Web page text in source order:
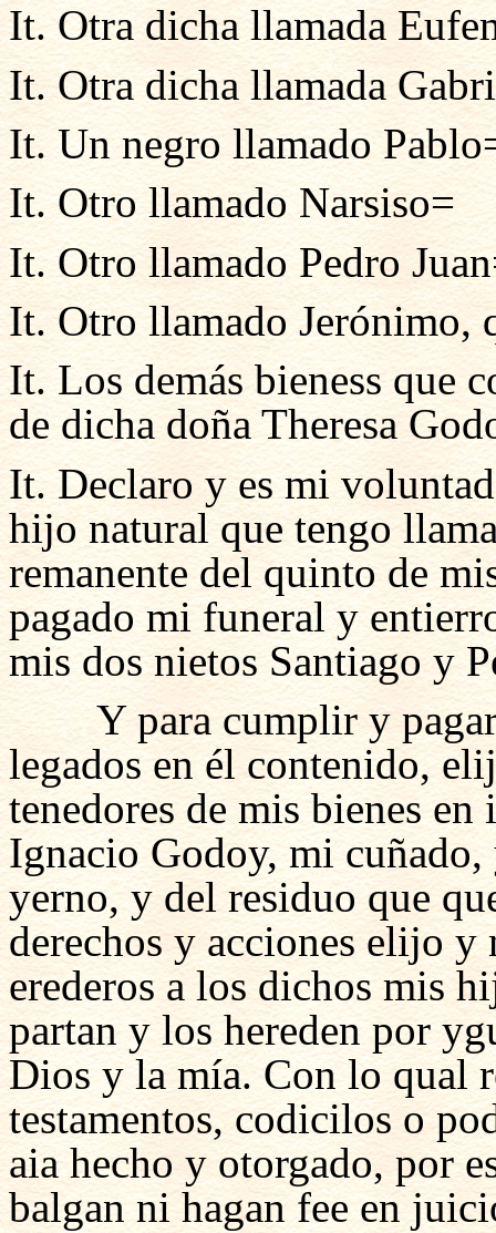
It. Otra dicha llamada
It. Otra dicha llamada
It. Un negro llamado
It. Otro llamado Narsiso=
It. Otro llamado Pedro
It. Otro llamado Jerónimo,
It. Los demás bieness que
de dicha doña Theresa
It. Declaro y es mi
hijo natural que tengo
remanente del quinto de
pagado mi funeral y
mis dos nietos Santiago y
Y para cumplir y pagar
legados en él contenido,
tenedores de mis bienes
Ignacio Godoy, mi
yerno, y del residuo que
derechos y acciones elijo
erederos a los dichos mis
partan y los hereden por
Dios y la mía. Con lo qual
testamentos, codicilos o
aia hecho y otorgado, por
balgan ni hagan fee en